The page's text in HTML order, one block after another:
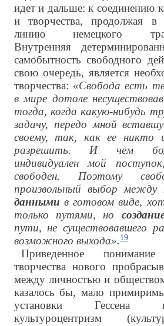
идет и дальше: к соединению
и творчества, продолжая
линию немецкого
Внутренняя
самобытность свободного
свою очередь, является
творчества: «Свобода есть
в мире дотоле
тогда, когда какую-нибудь
задачу, передо мной
своему, так, как ее никто
разрешить. И чем
индивидуален мой
свободен. Поэтому
произвольный выбор между
данными в готовом виде,
только путями, но
пути, не существовавшего
возможного выхода».19
Приведенное
творчества нового
между личностью и
казалось бы, мало
установки Гессена
культуроцентризм